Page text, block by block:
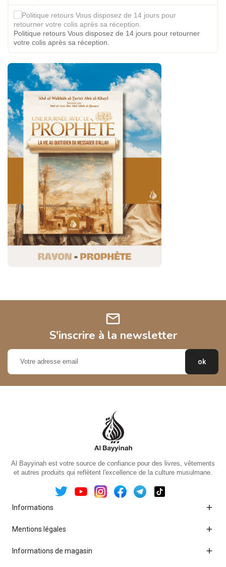
Politique retours Vous disposez de 14 jours pour retourner
votre colis après sa réception.
mail
S'inscrire à la newsletter
Al Bayyinah est votre source de confiance pour des livres, vêtements
et autres produits qui reflètent l'excellence de la culture musulmane.
Informations 
Mentions légales 
Informations de magasin 